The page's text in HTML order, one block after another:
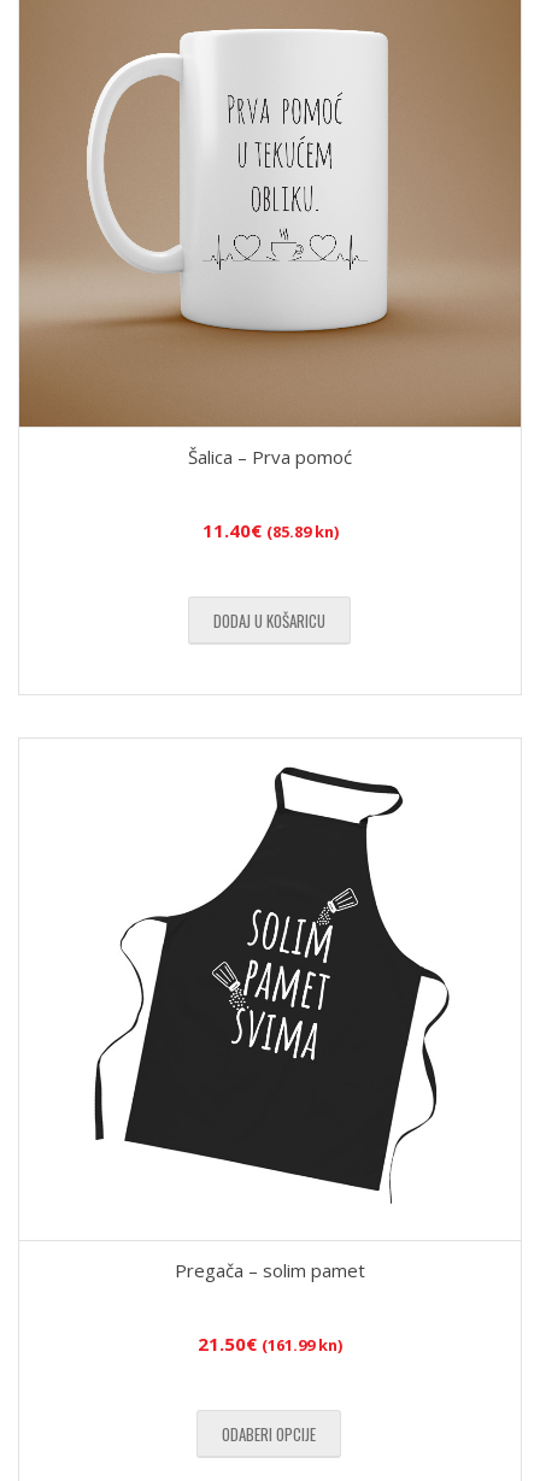
Šalica – Prva pomoć
11.40€ (85.89 kn)
DODAJ U KOŠARICU
Pregača – solim pamet
21.50€ (161.99 kn)
ODABERI OPCIJE